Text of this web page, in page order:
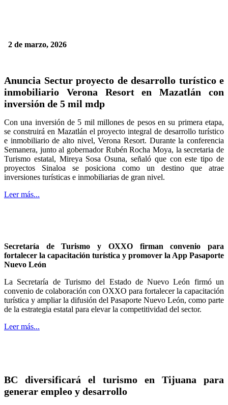
2 de marzo, 2026
Anuncia Sectur proyecto de desarrollo turístico e
inmobiliario Verona Resort en Mazatlán con
inversión de 5 mil mdp
Con una inversión de 5 mil millones de pesos en su primera etapa,
se construirá en Mazatlán el proyecto integral de desarrollo turístico
e inmobiliario de alto nivel, Verona Resort. Durante la conferencia
Semanera, junto al gobernador Rubén Rocha Moya, la secretaria de
Turismo estatal, Mireya Sosa Osuna, señaló que con este tipo de
proyectos Sinaloa se posiciona como un destino que atrae
inversiones turísticas e inmobiliarias de gran nivel.
Leer más...
Secretaría de Turismo y OXXO firman convenio para
fortalecer la capacitación turística y promover la App Pasaporte
Nuevo León
La Secretaría de Turismo del Estado de Nuevo León firmó un
convenio de colaboración con OXXO para fortalecer la capacitación
turística y ampliar la difusión del Pasaporte Nuevo León, como parte
de la estrategia estatal para elevar la competitividad del sector.
Leer más...
BC diversificará el turismo en Tijuana para
generar empleo y desarrollo